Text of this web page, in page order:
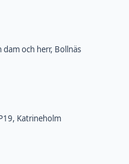
dam och herr, Bollnäs
Katrineholm